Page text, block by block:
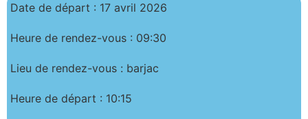
Date de départ : 17 avril 2026
Heure de rendez-vous : 09:30
Lieu de rendez-vous : barjac
Heure de départ : 10:15